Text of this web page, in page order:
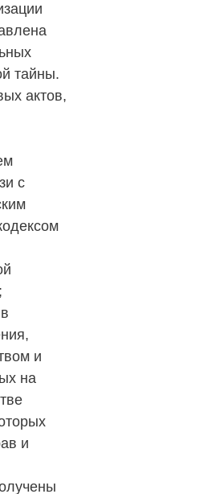
тайны.
актов,
с
и
на
и